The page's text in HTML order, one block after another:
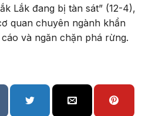
Lắk đang bị tàn sát” (12-4),
quan chuyên ngành khẩn
và ngăn chặn phá rừng.